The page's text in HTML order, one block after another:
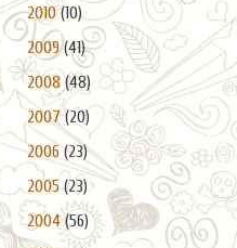
►2010(10)
2009(41)
►2008(48)
►2007(20)
►2006(23)
► 2005(23)
►2004(56)